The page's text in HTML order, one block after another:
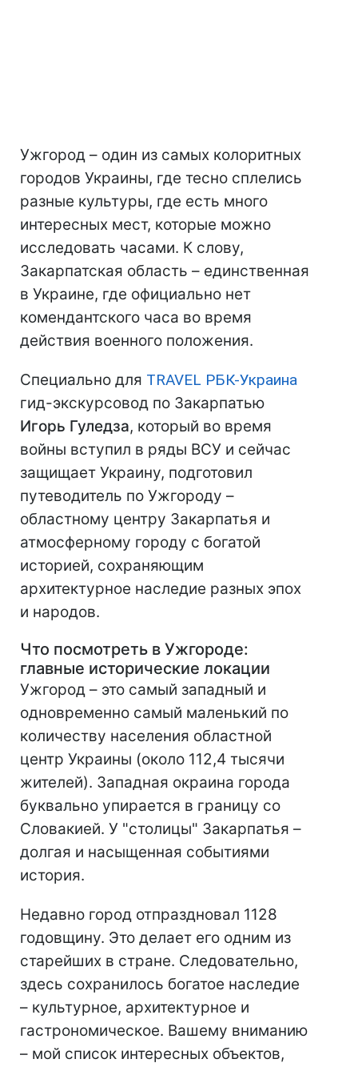
Ужгород – один из самых колоритных
городов Украины, где тесно сплелись
разные культуры, где есть много
интересных мест, которые можно
исследовать часами. К слову,
Закарпатская область – единственная
в Украине, где официально нет
комендантского часа во время
действия военного положения.
Специально для TRAVEL РБК-Украина
гид-экскурсовод по Закарпатью
Игорь Гуледза, который во время
войны вступил в ряды ВСУ и сейчас
защищает Украину, подготовил
путеводитель по Ужгороду –
областному центру Закарпатья и
атмосферному городу с богатой
историей, сохраняющим
архитектурное наследие разных эпох
и народов.
Что посмотреть в Ужгороде:
главные исторические локации
Ужгород – это самый западный и
одновременно самый маленький по
количеству населения областной
центр Украины (около 112,4 тысячи
жителей). Западная окраина города
буквально упирается в границу со
Словакией. У "столицы" Закарпатья –
долгая и насыщенная событиями
история.
Недавно город отпраздновал 1128
годовщину. Это делает его одним из
старейших в стране. Следовательно,
здесь сохранилось богатое наследие
– культурное, архитектурное и
гастрономическое. Вашему вниманию
– мой список интересных объектов,